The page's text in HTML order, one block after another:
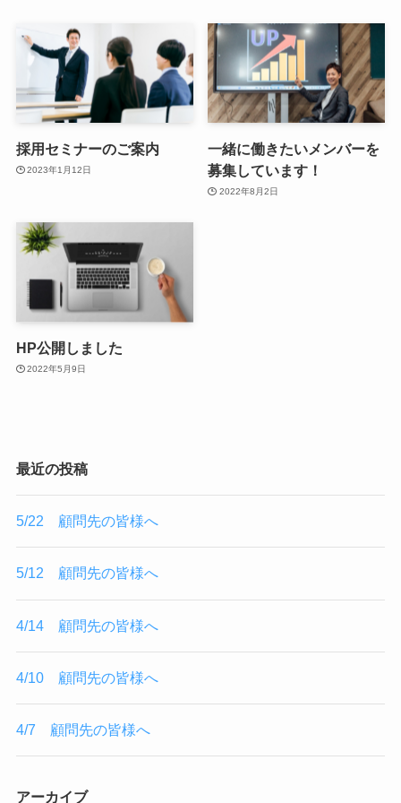
採用セミナーのご案内
2023年1月12日
一緒に働きたいメンバーを
募集しています！
2022年8月2日
HP公開しました
2022年5月9日
最近の投稿
5/22 顧問先の皆様へ
5/12 顧問先の皆様へ
4/14 顧問先の皆様へ
4/10 顧問先の皆様へ
4/7 顧問先の皆様へ
アーカイブ